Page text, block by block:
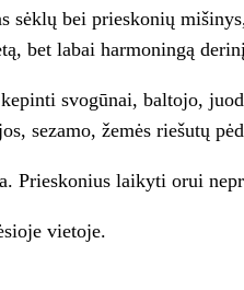
sėklų bei prieskonių
bet labai harmoningą
kepinti svogūnai, baltojo,
sezamo, žemės riešutų
Prieskonius laikyti orui
vietoje.